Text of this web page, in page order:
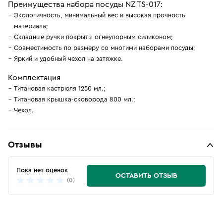
Преимущества набора посуды NZ TS-017:
Экологичность, минимальный вес и высокая прочность
материала;
Складные ручки покрыты огнеупорным силиконом;
Совместимость по размеру со многими наборами посуды;
Яркий и удобный чехол на затяжке.
Комплектация
Титановая кастрюля 1250 мл.;
Титановая крышка-сковорода 800 мл.;
Чехол.
Отзывы
Пока нет оценок
(0)
ОСТАВИТЬ ОТЗЫВ